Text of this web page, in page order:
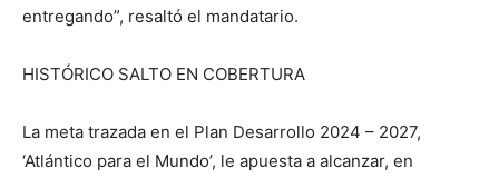
entregando”, resaltó el mandatario.
HISTÓRICO SALTO EN COBERTURA
La meta trazada en el Plan Desarrollo 2024 – 2027,
‘Atlántico para el Mundo’, le apuesta a alcanzar, en